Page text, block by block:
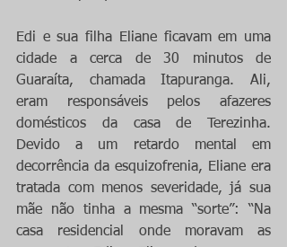
Edi e sua filha Eliane ficavam em uma
cidade a cerca de 30 minutos de
Guaraíta, chamada Itapuranga. Ali,
eram responsáveis pelos afazeres
domésticos da casa de Terezinha.
Devido a um retardo mental em
decorrência da esquizofrenia, Eliane era
tratada com menos severidade, já sua
mãe não tinha a mesma “sorte”: “Na
casa residencial onde moravam as